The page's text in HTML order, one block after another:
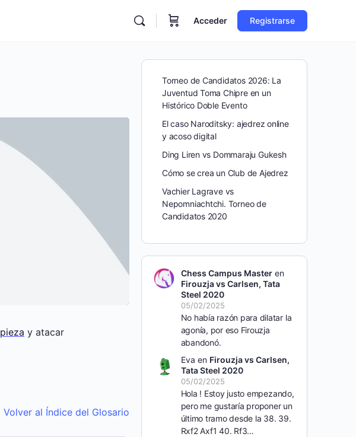
Acceder Registrarse
pieza y atacar
Volver al Índice del Glosario
Torneo de Candidatos 2026: La
Juventud Toma Chipre en un
Histórico Doble Evento
El caso Naroditsky: ajedrez online
y acoso digital
Ding Liren vs Dommaraju Gukesh
Cómo se crea un Club de Ajedrez
Vachier Lagrave vs
Nepomniachtchi. Torneo de
Candidatos 2020
Chess Campus Masteren
Firouzja vs Carlsen, Tata
Steel 2020
05/02/2025
No había razón para dilatar la
agonía, por eso Firouzja
abandonó.
Eva en Firouzja vs Carlsen,
Tata Steel 2020
05/02/2025
Hola ! Estoy justo empezando,
pero me gustaría proponer un
último tramo desde la 38. 39.
Rxf2 Axf1 40. Rf3…